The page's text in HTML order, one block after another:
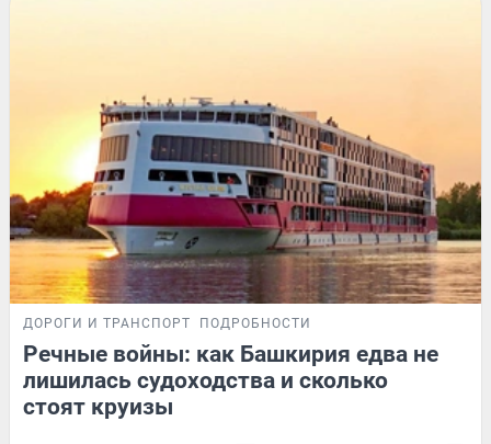
ДОРОГИ И ТРАНСПОРТ ПОДРОБНОСТИ
Речные войны: как Башкирия едва не
лишилась судоходства и сколько
стоят круизы